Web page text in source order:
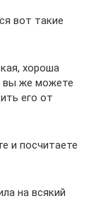
вот такие
хороша
вы же можете
его от
и посчитаете
на всякий